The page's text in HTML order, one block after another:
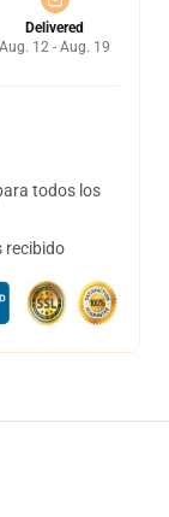
Delivered
Aug. 12 - Aug. 19
todos los
recibido